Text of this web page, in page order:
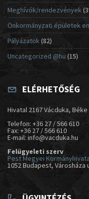
Meghívók/rendezvények
Önkormányzati épületek
Pályázatok (82)
Uncategorized @hu (15)
ELÉRHETŐSÉG
Hivatal 2167 Vácduka,
Telefon: +36 27 / 566 610
Fax: +36 27 / 566 610
E-mail: info@vacduka.hu
Felügyeleti szerv
Pest Megyei
1052 Budapest, Városháza